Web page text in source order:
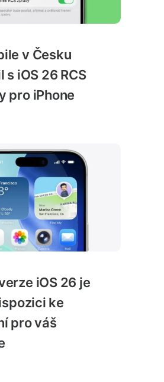
v Česku
s iOS 26 RCS
pro iPhone
iOS 26 je
ke
pro váš